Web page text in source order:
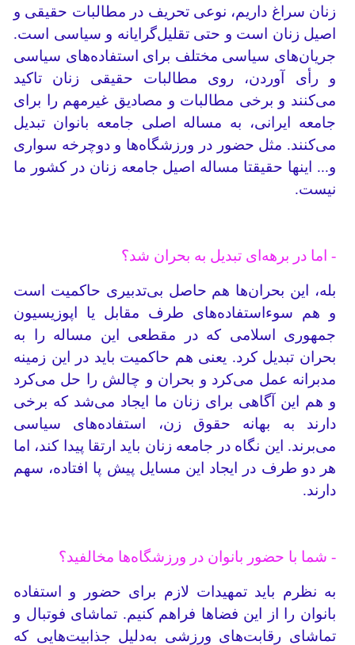
زنان سراغ داریم، نوعی تحریف در مطالبات حقیقی و
اصیل زنان است و حتی تقلیل‌گرایانه و سیاسی است.
جریان‌های سیاسی مختلف برای استفاده‌های سیاسی
و رأی آوردن، روی مطالبات حقیقی زنان تاکید
می‌کنند و برخی مطالبات و مصادیق غیرمهم را برای
جامعه ایرانی، به مساله اصلی جامعه بانوان تبدیل
می‌کنند. مثل حضور در ورزشگاه‌ها و دوچرخه سواری
و... اینها حقیقتا مساله اصیل جامعه زنان در کشور ما
نیست.
- اما در برهه‌ای تبدیل به بحران شد؟
بله، این بحران‌ها هم حاصل بی‌تدبیری حاکمیت است
و هم سوءاستفاده‌های طرف مقابل یا اپوزیسیون
جمهوری اسلامی که در مقطعی این مساله را به
بحران تبدیل کرد. یعنی هم حاکمیت باید در این زمینه
مدبرانه عمل می‌کرد و بحران و چالش را حل می‌کرد
و هم این آگاهی برای زنان ما ایجاد می‌شد که برخی
دارند به بهانه حقوق زن، استفاده‌های سیاسی
می‌برند. این نگاه در جامعه زنان باید ارتقا پیدا کند، اما
هر دو طرف در ایجاد این مسایل پیش پا افتاده، سهم
دارند.
- شما با حضور بانوان در ورزشگاه‌ها مخالفید؟
به نظرم باید تمهیدات لازم برای حضور و استفاده
بانوان را از این فضاها فراهم کنیم. تماشای فوتبال و
تماشای رقابت‌های ورزشی به‌دلیل جذابیت‌هایی که